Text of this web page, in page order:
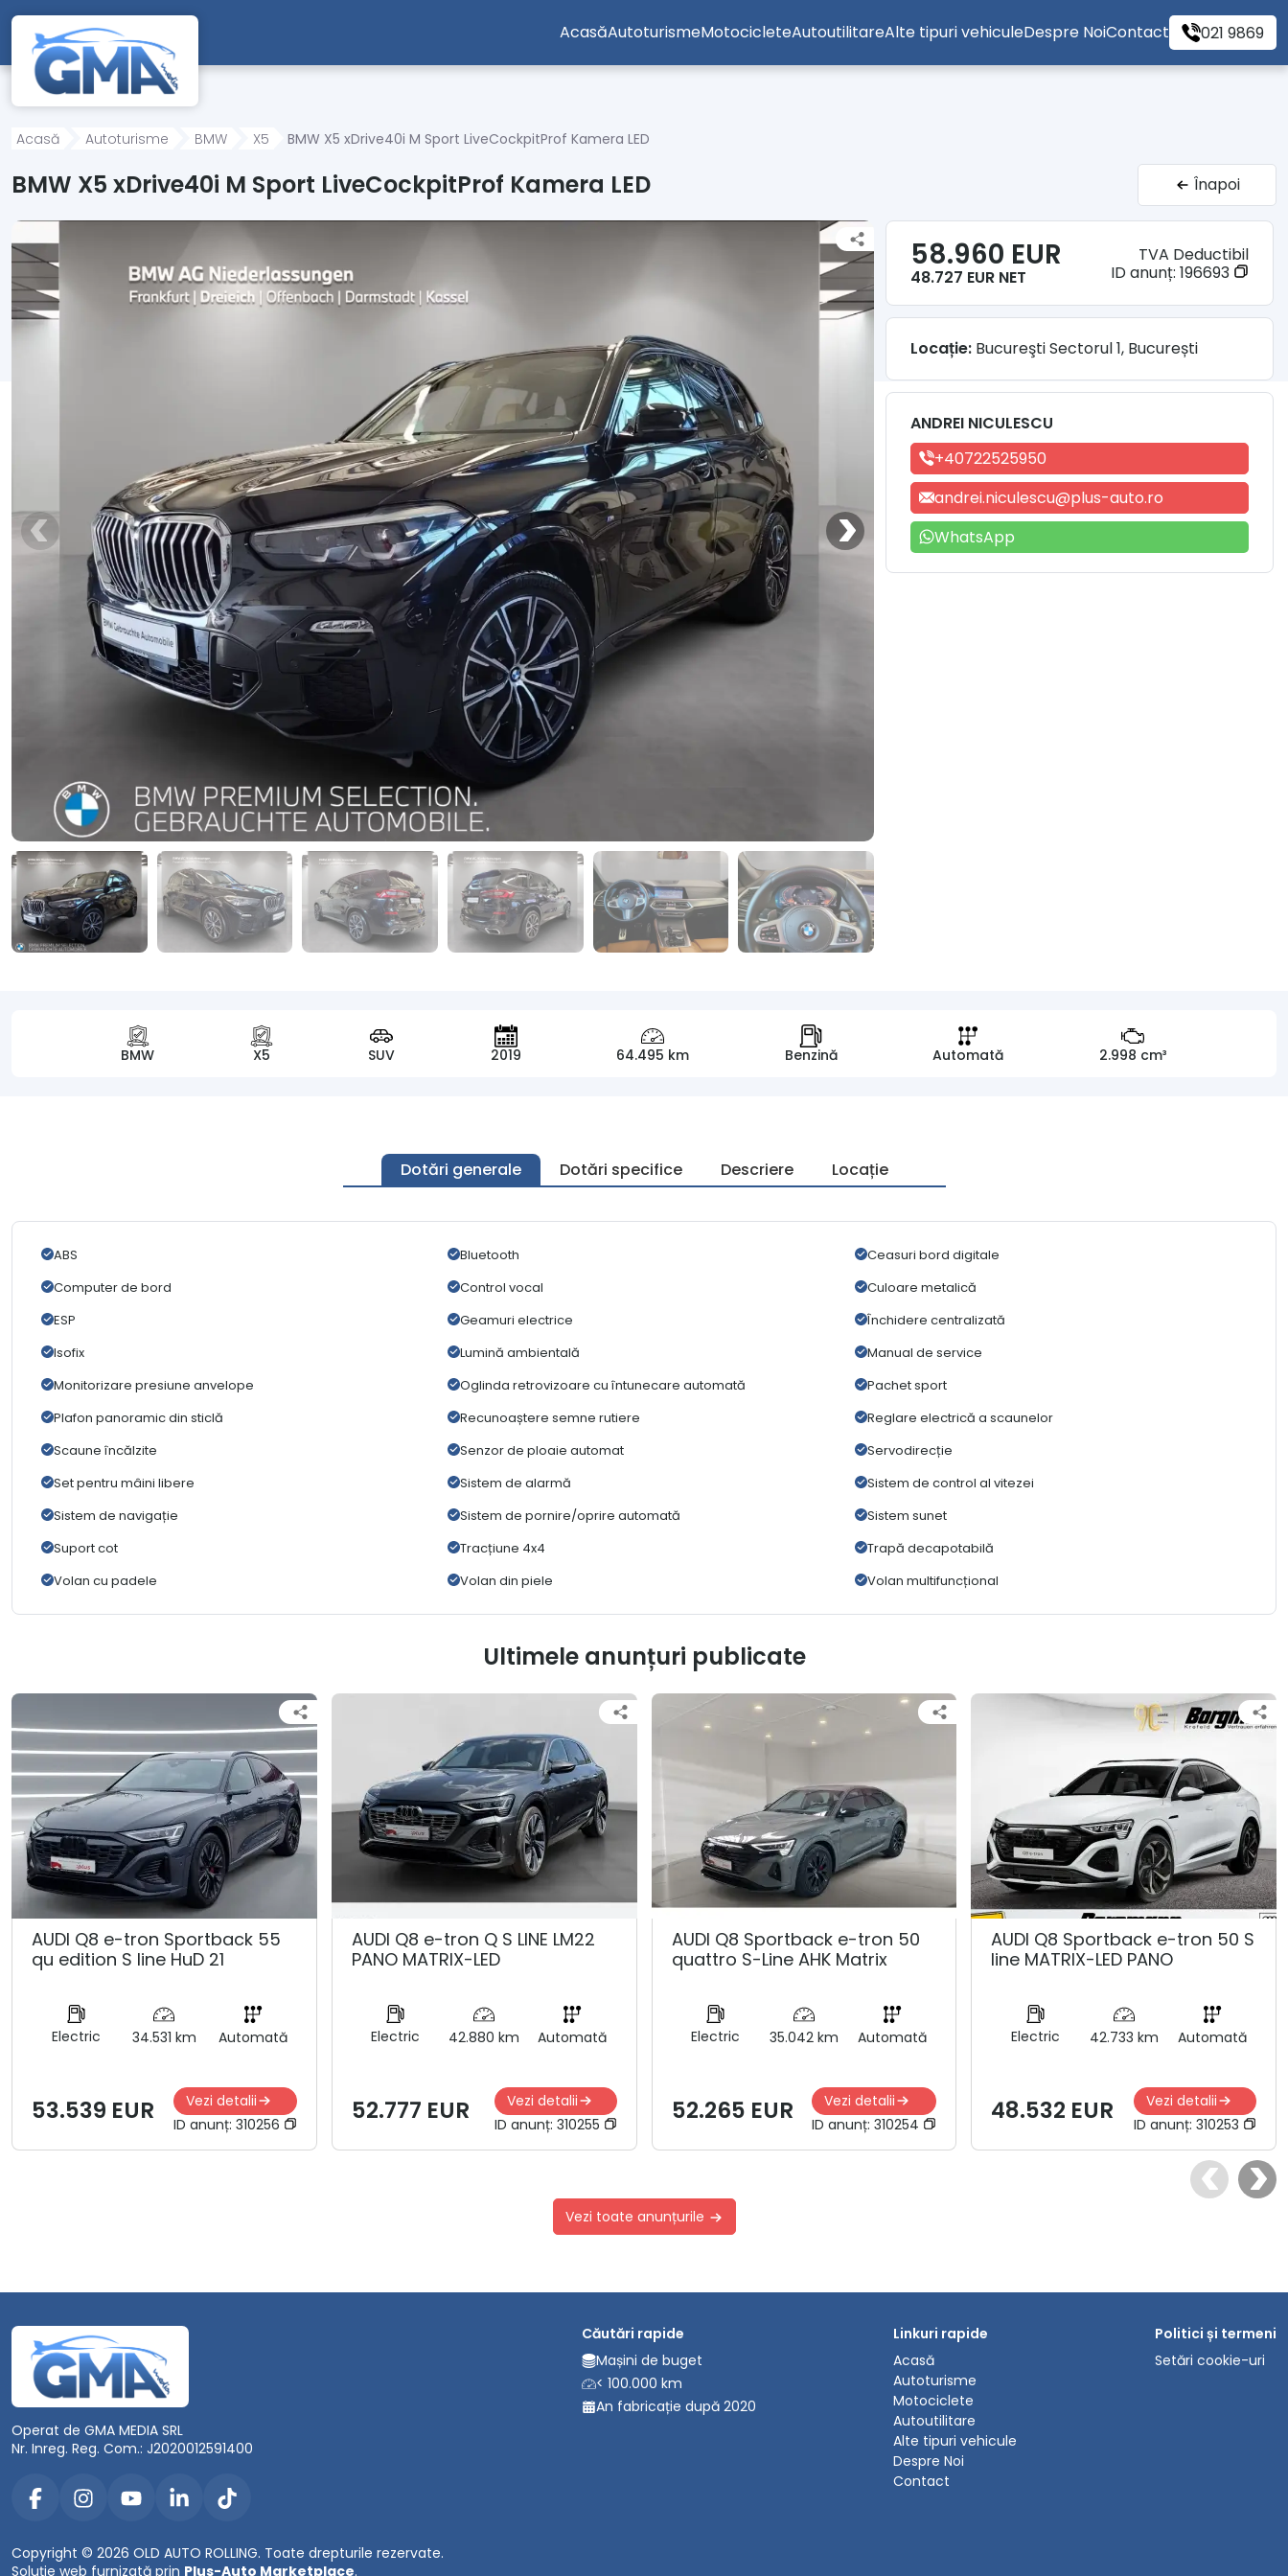
Mergi direct la conținutul principal
AcasăAutoturismeMotocicleteAutoutilitareAlte tipuri vehiculeDespre NoiContact 021 9869
Acasă Autoturisme BMW X5 BMW X5 xDrive40i M Sport LiveCockpitProf Kamera LED
BMW X5 xDrive40i M Sport LiveCockpitProf Kamera LED Înapoi
BMW X5 SUV 2019 64.495 km Benzină Automată 2.998 cm³
Dotări generale Dotări specifice Descriere Locație
ABS Bluetooth
Ceasuri bord digitale
Computer de bord
Control vocal
Culoare metalică
ESP
Geamuri electrice
Închidere centralizată
Isofix
Lumină ambientală
Manual de service
Monitorizare presiune anvelope
Oglinda retrovizoare cu întunecare automată
Pachet sport
Plafon panoramic din sticlă
Recunoaștere semne rutiere
Reglare electrică a scaunelor
Scaune încălzite
Senzor de ploaie automat
Servodirecție
Set pentru mâini libere
Sistem de alarmă
Sistem de control al vitezei
Sistem de navigație
Sistem de pornire/oprire automată
Sistem sunet
Suport cot
Tracțiune 4x4
Trapă decapotabilă
Volan cu padele
Volan din piele Volan multifuncțional
58.960 EUR
48.727 EUR NET
TVA Deductibil
ID anunț: 196693
Locație: Bucureşti Sectorul 1, București
ANDREI NICULESCU
+40722525950
andrei.niculescu@plus-auto.ro
WhatsApp
Ultimele anunțuri publicate
AUDI Q8 e-tron Sportback 55
qu edition S line HuD 21
Electric 34.531 km Automată
53.539 EUR
Vezi detalii
ID anunț: 310256
AUDI Q8 e-tron Q S LINE LM22
PANO MATRIX-LED
Electric 42.880 km Automată
52.777 EUR
Vezi detalii
ID anunț: 310255
AUDI Q8 Sportback e-tron 50
quattro S-Line AHK Matrix
Electric 35.042 km Automată
52.265 EUR
Vezi detalii
ID anunț:310254
AUDI Q8 Sportback e-tron 50 S
line MATRIX-LED PANO
Electric 42.733 km Automată
48.532 EUR
Vezi detalii
ID anunț: 310253
Vezi toate anunțurile
Operat de GMA MEDIA SRL
Nr. Inreg. Reg. Com.: J2020012591400
Copyright © 2026 OLD AUTO ROLLING. Toate drepturile rezervate.
Soluție web furnizată prin Plus-Auto Marketplace.
Căutări rapide
Mașini de buget
< 100.000 km
An fabricație după 2020
Linkuri rapide
Acasă
Autoturisme
Motociclete
Autoutilitare
Alte tipuri vehicule
Despre Noi
Contact
Politici și termeni
Setări cookie-uri